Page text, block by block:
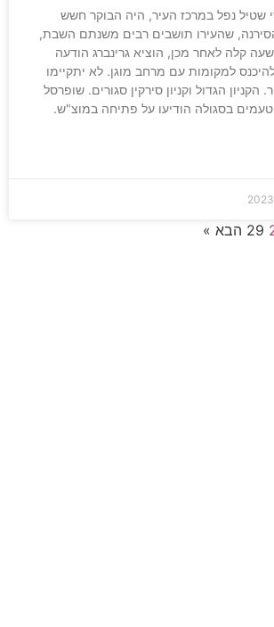
שטיל נפל במרכז העיר, היה הבוקר חשש
שהעירו תושבים רבים משנתם השבת,
קלה לאחר מכן, הוציא גרינברג הודעה
למקומות עם מרחב מוגן. לא יתקיימו
הקניון הגדול וקניון סירקין סגורים. שופרסל
טעמים בסגולה הודיעו על פתיחה במוצ"ש.
29 הבא »